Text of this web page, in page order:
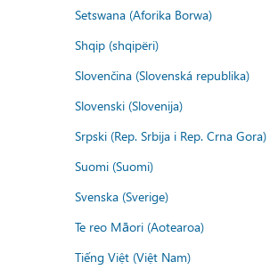
Setswana (Aforika Borwa)
Shqip (shqipëri)
Slovenčina (Slovenská republika)
Slovenski (Slovenija)
Srpski (Rep. Srbija i Rep. Crna Gora)
Suomi (Suomi)
Svenska (Sverige)
Te reo Māori (Aotearoa)
Tiếng Việt (Việt Nam)